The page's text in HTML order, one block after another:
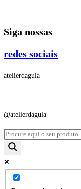
o
Siga nossas
redes sociais
atelierdagula
@atelierdagula